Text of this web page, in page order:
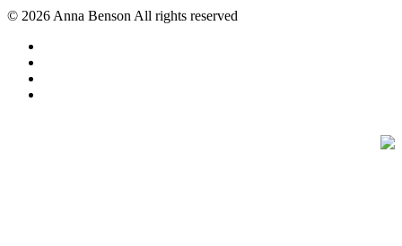
© 2026 Anna Benson All rights reserved